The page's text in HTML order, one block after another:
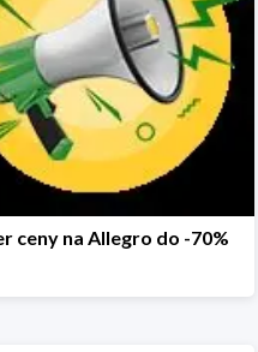
ceny na Allegro do -70%